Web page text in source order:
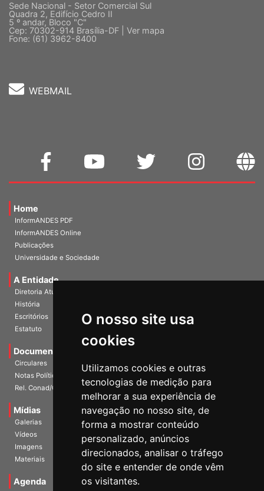
O nosso site usa
cookies
Utilizamos cookies e outras
tecnologias de medição para
melhorar a sua experiência de
navegação no nosso site, de
forma a mostrar conteúdo
personalizado, anúncios
direcionados, analisar o tráfego
do site e entender de onde vêm
os visitantes.
Sede Nacional - Setor Comercial Sul
Quadra 2, Edifício Cedro II
5 º andar, Bloco "C"
Cep: 70302-914 Brasília-DF | Ver mapa
Fone: (61) 3962-8400
WEBMAIL
Home
InformANDES PDF
InformANDES Online
Publicações
Universidade e Sociedade
A Entidade
Diretoria Atual
História
Escritórios
Estatuto
Documentos
Circulares
Notas Políticas
Rel. Conad/Congresso
Mídias
Galerias
Vídeos
Imagens
Materiais
Agenda